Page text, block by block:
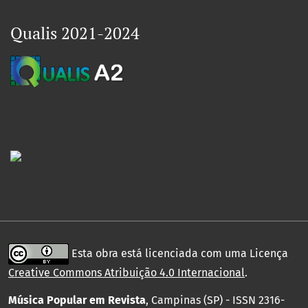
Qualis 2021-2024
Esta obra está licenciada com uma Licença
Creative Commons Atribuição 4.0 Internacional.
Música Popular em Revista, Campinas (SP) - ISSN 2316-